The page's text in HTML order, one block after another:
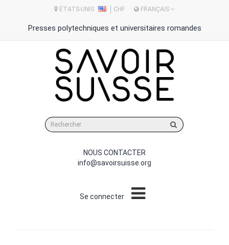
ÉTATS-UNIS CHF FRANÇAIS
Presses polytechniques et universitaires romandes
sur
site
NOUS CONTACTER
info@savoirsuisse.org
Se connecter